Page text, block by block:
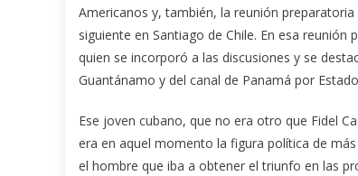
Americanos y, también, la reunión
siguiente en Santiago de Chile. En esa
quien se incorporó a las discusiones y se
Guantánamo y del canal de Panamá por
Ese joven cubano, que no era otro que Fidel
era en aquel momento la figura política de
el hombre que iba a obtener el triunfo en las